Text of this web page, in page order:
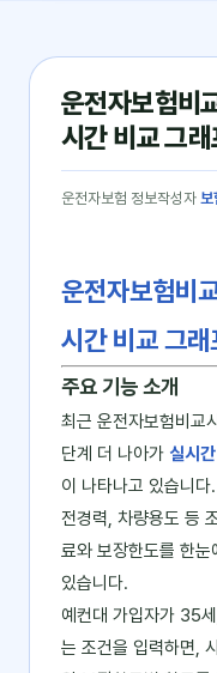
운전자보험비
시간 비교 그래
운전자보험 정보작성자 보
운전자보험비
시간 비교 그래
주요 기능 소개
최근 운전자보험비교
단계 더 나아가 실시
이 나타나고 있습니
전경력, 차량용도 등
료와 보장한도를 한눈
있습니다.
예컨대 가입자가 35
는 조건을 입력하면,